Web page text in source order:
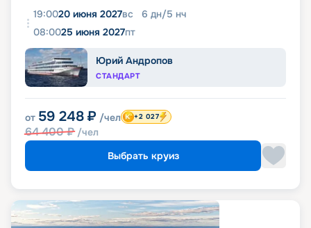
19:0020 июня 2027вс 6 дн/5 нч
08:0025 июня 2027пт
Юрий Андропов
СТАНДАРТ
от 59 248 ₽ /чел
64 400₽ /чел
+2 027
Выбрать круиз